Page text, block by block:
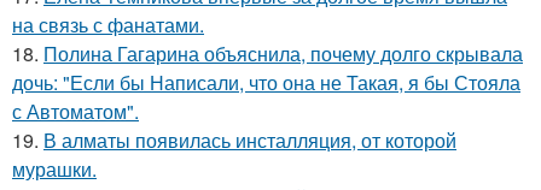
на связь с фанатами.
18. Полина Гагарина объяснила, почему долго скрывала
дочь: "Если бы Написали, что она не Такая, я бы Стояла
с Автоматом".
19. В алматы появилась инсталляция, от которой
мурашки.